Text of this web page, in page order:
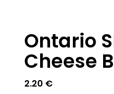
Ontario
Cheese
2.20 €